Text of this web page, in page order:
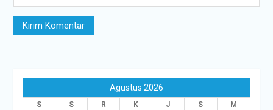
Agustus 2026
S S R K J S
M